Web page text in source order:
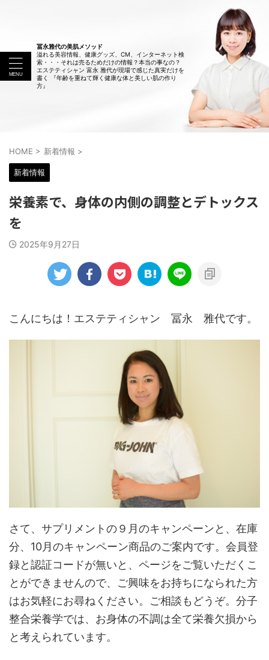
冨永雅代の美肌メソッド
溢れる美容情報、健康グッズ、CM、インターネット検
索・・・それは売るためだけの情報？本当の事なの？
エステティシャン 富永 雅代が現場で感じた真実だけを
書く 『年齢を重ねて輝く健康な体と美しい肌の作り
方』
HOME > 新着情報 >
新着情報
栄養素で、身体の内側の調整とデトックス
を
2025年9月27日
こんにちは！エステティシャン 冨永 雅代です。
さて、サプリメントの９月のキャンペーンと、在庫
分、10月のキャンペーン商品のご案内です。会員登
録と認証コードが無いと、ページをご覧いただくこ
とができませんので、ご興味をお持ちになられた方
はお気軽にお尋ねください。ご相談もどうぞ。分子
整合栄養学では、お身体の不調は全て栄養欠損から
と考えられています。